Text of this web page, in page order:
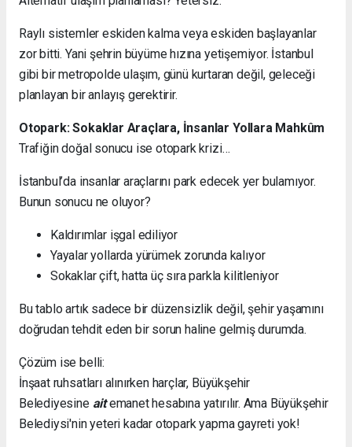
Raylı sistemler eskiden kalma veya eskiden başlayanlar
zor bitti. Yani şehrin büyüme hızına yetişemiyor. İstanbul
gibi bir metropolde ulaşım, günü kurtaran değil, geleceği
planlayan bir anlayış gerektirir.
Otopark: Sokaklar Araçlara, İnsanlar Yollara Mahkûm
Trafiğin doğal sonucu ise otopark krizi…
İstanbul’da insanlar araçlarını park edecek yer bulamıyor.
Bunun sonucu ne oluyor?
Kaldırımlar işgal ediliyor
Yayalar yollarda yürümek zorunda kalıyor
Sokaklar çift, hatta üç sıra parkla kilitleniyor
Bu tablo artık sadece bir düzensizlik değil, şehir yaşamını
doğrudan tehdit eden bir sorun haline gelmiş durumda.
Çözüm ise belli:
İnşaat ruhsatları alınırken harçlar, Büyükşehir
Belediyesine aitemanet hesabına yatırılır. Ama Büyükşehir
Belediysi'nin yeteri kadar otopark yapma gayreti yok!